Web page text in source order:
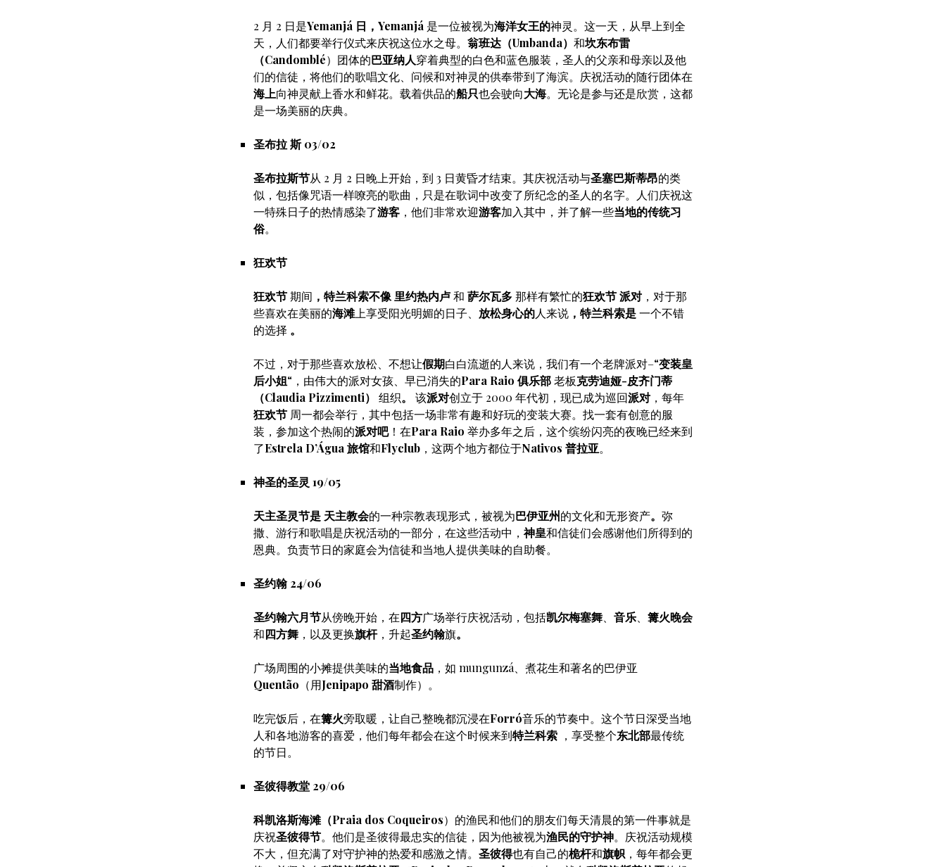
2 月 2 日是Yemanjá 日，Yemanjá 是一位被视为海洋女王的神灵。这一天，从早上到全
天，人们都要举行仪式来庆祝这位水之母。 翁班达（Umbanda） 和坎东布雷
（Candomblé）团体的巴亚纳人穿着典型的白色和蓝色服装，圣人的父亲和母亲以及他
们的信徒，将他们的歌唱文化、问候和对神灵的供奉带到了海滨。庆祝活动的随行团体在
海上向神灵献上香水和鲜花。载着供品的船只也会驶向大海。无论是参与还是欣赏，这都
是一场美丽的庆典。
圣布拉 斯 03/02
圣布拉斯节从 2 月 2 日晚上开始，到 3 日黄昏才结束。其庆祝活动与圣塞巴斯蒂昂的类
似，包括像咒语一样嘹亮的歌曲，只是在歌词中改变了所纪念的圣人的名字。人们庆祝这
一特殊日子的热情感染了游客 ，他们非常欢迎游客加入其中，并了解一些当地的传统习
俗。
狂欢节
狂欢节期间 ，特兰科索不像 里约热内卢和 萨尔瓦多那样有繁忙的狂欢节派对 ，对于那
些喜欢在美丽的海滩 上享受阳光明媚的日子、 放松身心的人来说 ，特兰科索是一个不错
的选择 。
不过，对于那些喜欢放松、不想让假期白白流逝的人来说，我们有一个老牌派对–“变装皇
后小姐“，由伟大的派对女孩、早已消失的Para Raio 俱乐部老板克劳迪娅-皮齐门蒂
（Claudia Pizzimenti） 组织。 该派对创立于 2000 年代初，现已成为巡回派对 ，每年
狂欢节 周一都会举行，其中包括一场非常有趣和好玩的变装大赛。找一套有创意的服
装，参加这个热闹的派对吧！在Para Raio 举办多年之后，这个缤纷闪亮的夜晚已经来到
了Estrela D’Água 旅馆和Flyclub ，这两个地方都位于Nativos 普拉亚。
神圣的圣灵 19/05
天主圣灵节是 天主教会的一种宗教表现形式，被视为巴伊亚州的文化和无形资产。 弥
撒、游行和歌唱是庆祝活动的一部分，在这些活动中，神皇和信徒们会感谢他们所得到的
恩典。负责节日的家庭会为信徒和当地人提供美味的自助餐。
圣约翰 24/06
圣约翰六月节从傍晚开始，在四方广场举行庆祝活动，包括凯尔梅塞舞 音乐
篝火晚会
和四方舞 ，以及更换旗杆，升起圣约翰旗。
广场周围的小摊提供美味的当地食品 ，如 mungunzá、煮花生和著名的巴伊亚
Quentão （用Jenipapo 甜酒制作）。
吃完饭后，在篝火旁取暖，让自己整晚都沉浸在Forró音乐的节奏中。这个节日深受当地
人和各地游客的喜爱，他们每年都会在这个时候来到特兰科索 ，享受整个东北部最传统
的节日。
圣彼得教堂 29/06
科凯洛斯海滩（Praia dos Coqueiros）的渔民和他们的朋友们每天清晨的第一件事就是
庆祝圣彼得节。他们是圣彼得最忠实的信徒，因为他被视为渔民的守护神。庆祝活动规模
不大，但充满了对守护神的热爱和感激之情。 圣彼得也有自己的桅杆和旗帜 ，每年都会更